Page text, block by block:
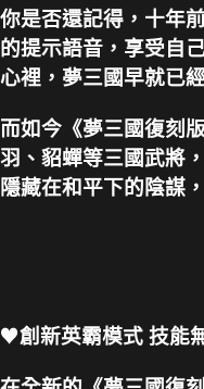
你是否還記得，十年
的提示語音，享受自
心裡，夢三國早就已
而如今《夢三國復刻
羽、貂蟬等三國武將
隱藏在和平下的陰謀
♥創新英霸模式 技能